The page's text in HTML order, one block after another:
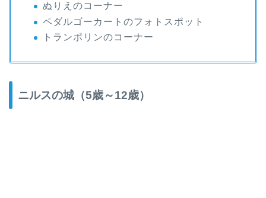
ぬりえのコーナー
ペダルゴーカートのフォトスポット
トランポリンのコーナー
ニルスの城（5歳～12歳）